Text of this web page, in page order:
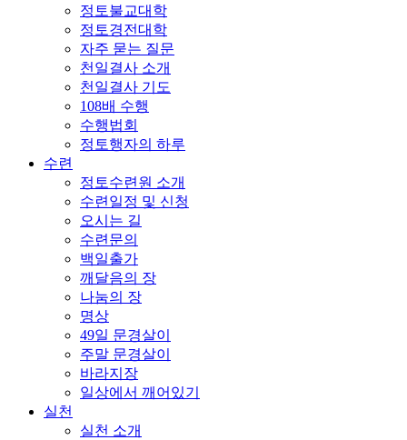
정토불교대학
정토경전대학
자주 묻는 질문
천일결사 소개
천일결사 기도
108배 수행
수행법회
정토행자의 하루
수련
정토수련원 소개
수련일정 및 신청
오시는 길
수련문의
백일출가
깨달음의 장
나눔의 장
명상
49일 문경살이
주말 문경살이
바라지장
일상에서 깨어있기
실천
실천 소개